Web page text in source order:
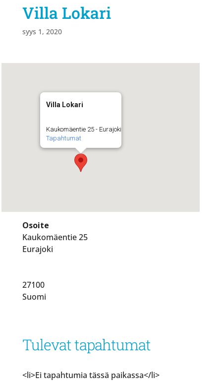
Villa Lokari
syys 1, 2020
Villa Lokari
Kaukomäentie 25 - Eurajoki
Tapahtumat
Osoite
Kaukomäentie 25
Eurajoki
27100
Suomi
Tulevat tapahtumat
<li>Ei tapahtumia tässä paikassa</li>